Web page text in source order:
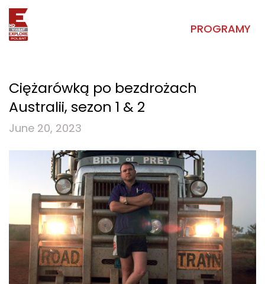
PROGRAMY
Ciężarówką po bezdrożach
Australii, sezon 1 & 2
June 20, 2023